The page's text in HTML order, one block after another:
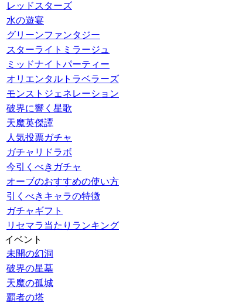
レッドスターズ
水の遊宴
グリーンファンタジー
スターライトミラージュ
ミッドナイトパーティー
オリエンタルトラベラーズ
モンストジェネレーション
破界に響く星歌
天魔英傑譚
人気投票ガチャ
ガチャリドラボ
今引くべきガチャ
オーブのおすすめの使い方
引くべきキャラの特徴
ガチャギフト
リセマラ当たりランキング
イベント
未開の幻洞
破界の星墓
天魔の孤城
覇者の塔